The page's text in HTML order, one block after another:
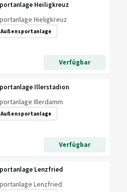
Heiligkreuz
Hieligkreuz
Außensportanlage
Verfügbar
Illerstadion
Illerdamm
Außensportanlage
Verfügbar
Lenzfried
Lenzfried